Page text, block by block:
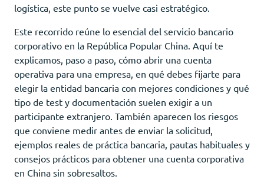
logística, este punto se vuelve casi estratégico.
Este recorrido reúne lo esencial del servicio bancario
corporativo en la República Popular China. Aquí te
explicamos, paso a paso, cómo abrir una cuenta
operativa para una empresa, en qué debes fijarte para
elegir la entidad bancaria con mejores condiciones y qué
tipo de test y documentación suelen exigir a un
participante extranjero. También aparecen los riesgos
que conviene medir antes de enviar la solicitud,
ejemplos reales de práctica bancaria, pautas habituales y
consejos prácticos para obtener una cuenta corporativa
en China sin sobresaltos.